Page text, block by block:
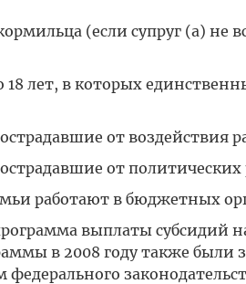
(если супруг (а) не
лет, в которых
от воздействия
от политических
работают в бюджетных
выплаты
в 2008 году также были